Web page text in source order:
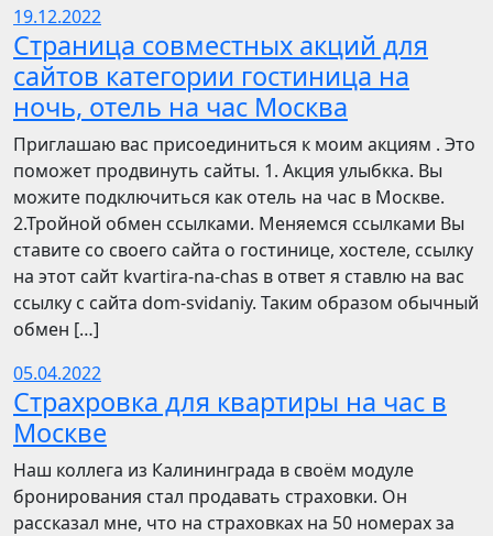
19.12.2022
Страница совместных акций для
сайтов категории гостиница на
ночь, отель на час Москва
Приглашаю вас присоединиться к моим акциям . Это
поможет продвинуть сайты. 1. Акция улыбкка. Вы
можите подключиться как отель на час в Москве.
2.Тройной обмен ссылками. Меняемся ссылками Вы
ставите со своего сайта о гостинице, хостеле, ссылку
на этот сайт kvartira-na-chas в ответ я ставлю на вас
ссылку с сайта dom-svidaniy. Таким образом обычный
обмен […]
05.04.2022
Страхровка для квартиры на час в
Москве
Наш коллега из Калининграда в своём модуле
бронирования стал продавать страховки. Он
рассказал мне, что на страховках на 50 номерах за